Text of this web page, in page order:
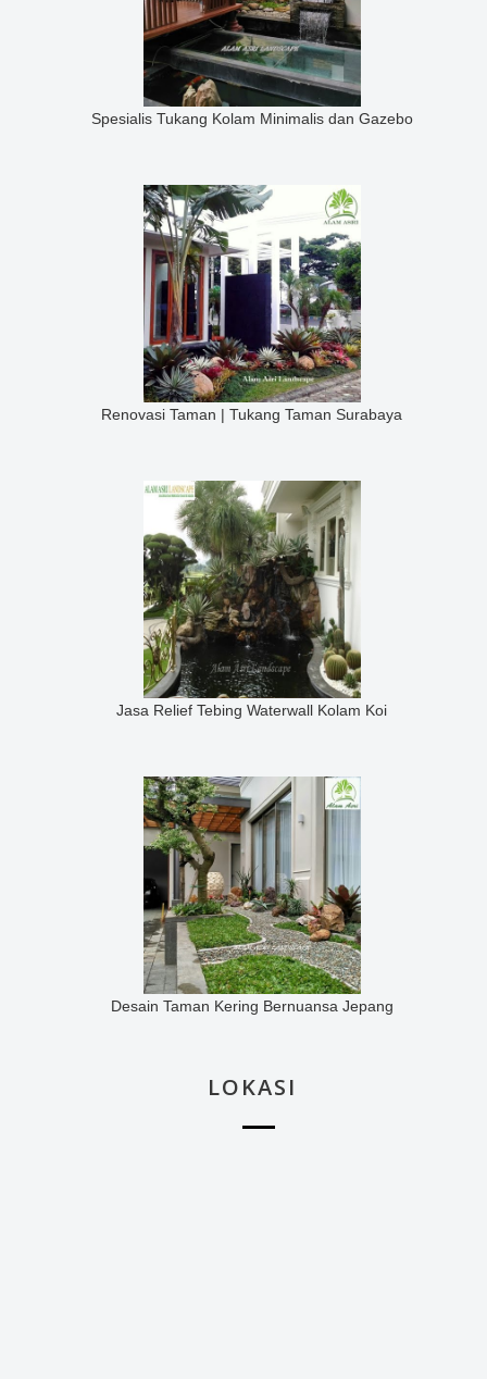
Spesialis Tukang Kolam Minimalis dan Gazebo
Renovasi Taman | Tukang Taman Surabaya
Jasa Relief Tebing Waterwall Kolam Koi
Desain Taman Kering Bernuansa Jepang
LOKASI